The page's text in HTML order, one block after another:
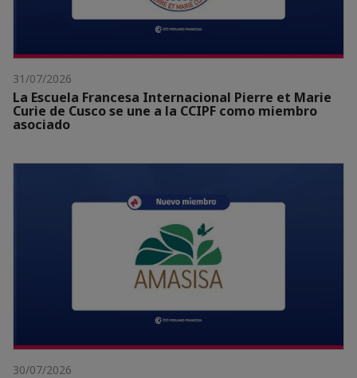
31/07/2026
La Escuela Francesa Internacional Pierre et Marie
Curie de Cusco se une a la CCIPF como miembro
asociado
30/07/2026